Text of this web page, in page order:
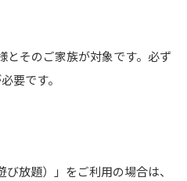
とそのご家族が対象です。必ず
要です。
び放題）」をご利用の場合は、